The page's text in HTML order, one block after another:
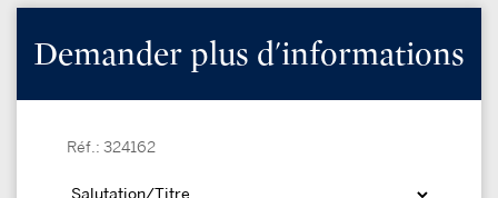
Demander plus d'informations
Réf.: 324162